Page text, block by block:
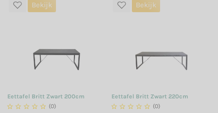
Bekijk Bekijk
Eettafel Britt Zwart 200cm
     (0)
Eettafel Britt Zwart 220cm
     (0)